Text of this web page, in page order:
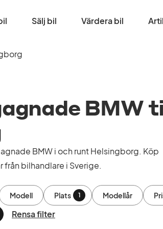
Sälj bil Värdera bil
BMW
BMW i och runt Helsingborg. Köp
bilhandlare i Sverige.
Modell Plats 1 Modellår
Rensa filter